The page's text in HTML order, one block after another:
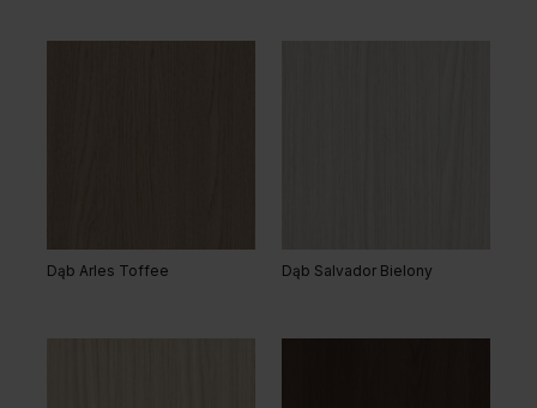
Dąb Matowy Ciemny
Dąb Arles Toffee Dąb Salvador Bielony